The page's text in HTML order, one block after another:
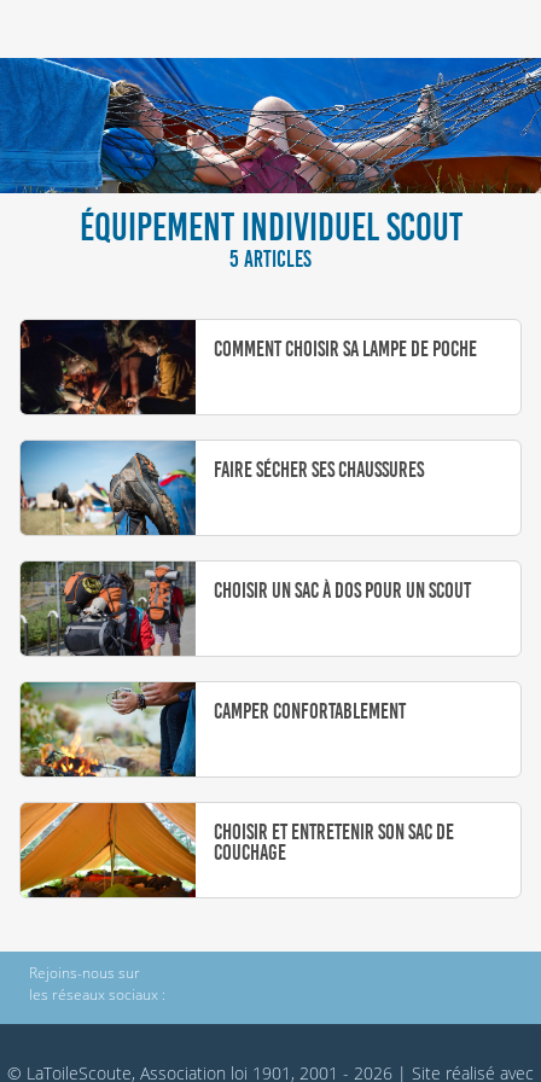
ÉQUIPEMENT INDIVIDUEL SCOUT
5 ARTICLES
Comment choisir sa lampe de poche
Faire sécher ses chaussures
Choisir un sac à dos pour un scout
Camper confortablement
Choisir et entretenir son sac de
couchage
Rejoins-nous sur
les réseaux sociaux :
© LaToileScoute, Association loi 1901, 2001 - 2026 | Site réalisé avec